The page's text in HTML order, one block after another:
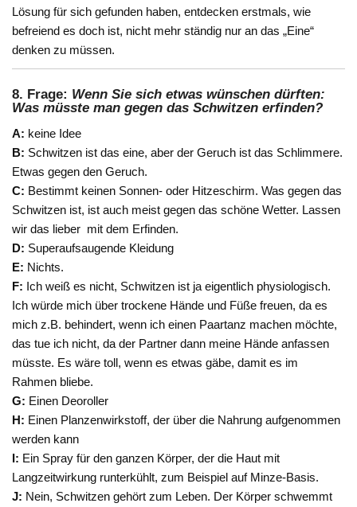
Lösung für sich gefunden haben, entdecken erstmals, wie
befreiend es doch ist, nicht mehr ständig nur an das „Eine“
denken zu müssen.
8. Frage: Wenn Sie sich etwas wünschen dürften:
Was müsste man gegen das Schwitzen erfinden?
A: keine Idee
B: Schwitzen ist das eine, aber der Geruch ist das Schlimmere.
Etwas gegen den Geruch.
C: Bestimmt keinen Sonnen- oder Hitzeschirm. Was gegen das
Schwitzen ist, ist auch meist gegen das schöne Wetter. Lassen
wir das lieber mit dem Erfinden.
D: Superaufsaugende Kleidung
E: Nichts.
F: Ich weiß es nicht, Schwitzen ist ja eigentlich physiologisch.
Ich würde mich über trockene Hände und Füße freuen, da es
mich z.B. behindert, wenn ich einen Paartanz machen möchte,
das tue ich nicht, da der Partner dann meine Hände anfassen
müsste. Es wäre toll, wenn es etwas gäbe, damit es im
Rahmen bliebe.
G: Einen Deoroller
H: Einen Planzenwirkstoff, der über die Nahrung aufgenommen
werden kann
I: Ein Spray für den ganzen Körper, der die Haut mit
Langzeitwirkung runterkühlt, zum Beispiel auf Minze-Basis.
J: Nein, Schwitzen gehört zum Leben. Der Körper schwemmt